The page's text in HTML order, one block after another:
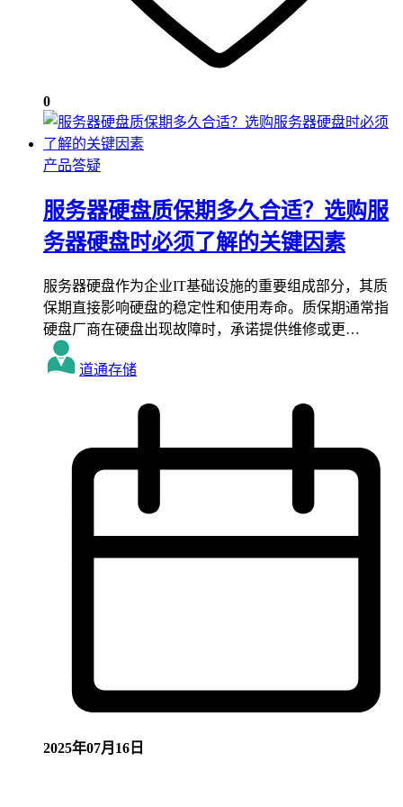
0
产品答疑
服务器硬盘质保期多久合适？选购服
务器硬盘时必须了解的关键因素
服务器硬盘作为企业IT基础设施的重要组成部分，其质
保期直接影响硬盘的稳定性和使用寿命。质保期通常指
硬盘厂商在硬盘出现故障时，承诺提供维修或更…
道通存储
2025年07月16日